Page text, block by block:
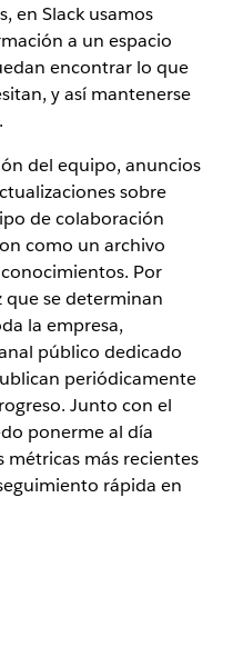
en Slack usamos
a un espacio
encontrar lo que
y así mantenerse
del equipo, anuncios
sobre
de colaboración
como un archivo
Por
que se determinan
la empresa,
público dedicado
periódicamente
Junto con el
ponerme al día
más recientes
rápida en